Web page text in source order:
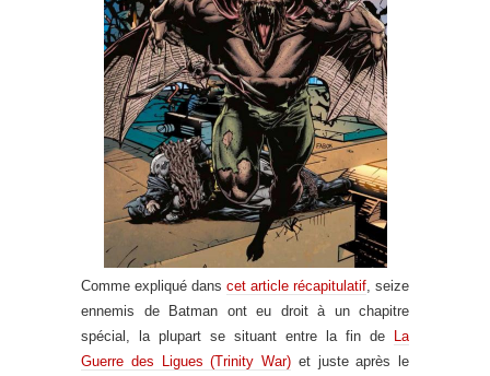
Comme expliqué dans cet article récapitulatif , seize
ennemis de Batman ont eu droit à un chapitre
spécial, la plupart se situant entre la fin de
La
Guerre des Ligues (Trinity War) et juste après le